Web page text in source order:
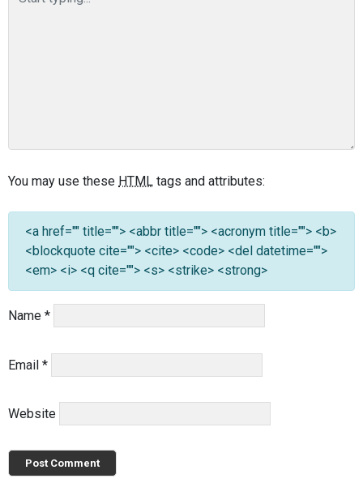
You may use these HTML tags and attributes:
<a href="" title=""> <abbr title=""> <acronym title=""> <b>
<blockquote cite=""> <cite> <code> <del datetime="">
<em> <i> <q cite=""> <s> <strike> <strong>
Name *
Email *
Website